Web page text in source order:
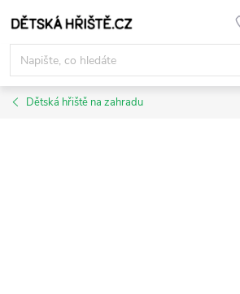
na
obsah
Dětská hřiště na zahradu